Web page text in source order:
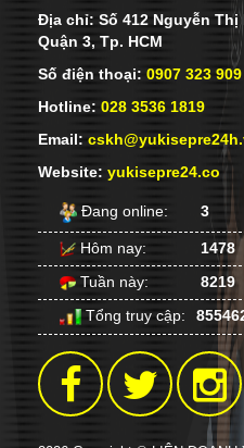
Địa chỉ: Số 412 Nguyễn
Quận 3, Tp. HCM
Số điện thoại: 0907 323 909
Hotline: 028 3536 1819
Email:
Website: yukisepre24.co
Đang online: 3
Hôm nay:
1478
Tuần này:
8219
Tổng truy cập: